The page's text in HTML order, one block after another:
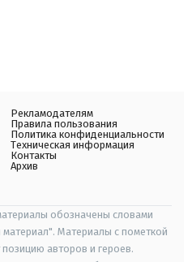
Рекламодателям
Правила пользования
Политика конфиденциальности
Техническая информация
Контакты
Архив
обозначены словами
Материалы с пометкой
авторов и героев.